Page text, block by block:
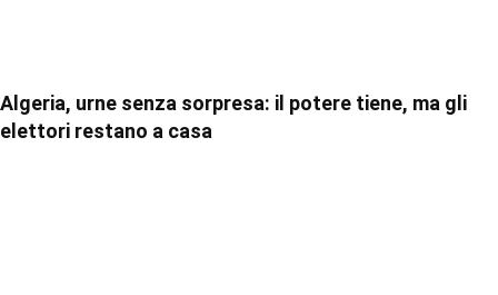
Algeria, urne senza sorpresa: il potere tiene, ma gli
elettori restano a casa